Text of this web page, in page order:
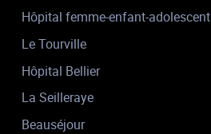
Hôpital femme-enfant-adolescent
Le Tourville
Hôpital Bellier
La Seilleraye
Beauséjour